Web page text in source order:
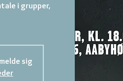
i grupper,
sig